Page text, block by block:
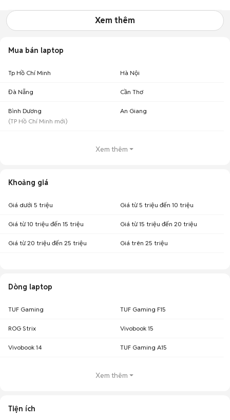
Xem thêm
Mua bán laptop
Tp Hồ Chí Minh Hà Nội
Đà Nẵng Cần Thơ
Bình Dương
(TP Hồ Chí Minh mới)
An Giang
Xem thêm
Khoảng giá
Giá dưới 5 triệu Giá từ 5 triệu đến 10 triệu
Giá từ 10 triệu đến 15 triệu Giá từ 15 triệu đến 20 triệu
Giá từ 20 triệu đến 25 triệu Giá trên 25 triệu
Dòng laptop
TUF Gaming TUF Gaming F15
ROG Strix Vivobook 15
Vivobook 14 TUF Gaming A15
Xem thêm
Tiện ích